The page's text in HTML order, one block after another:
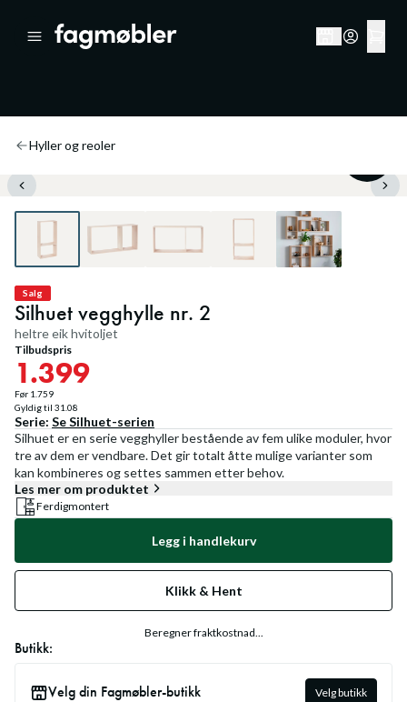
Hyller og reoler
Salg
Silhuet vegghylle nr. 2
heltre eik hvitoljet
Tilbudspris
1.399
Før 1.759
Gyldig til 31.08
Serie: SeSilhuet-serien
Silhuet er en serie vegghyller bestående av fem ulike moduler, hvor
tre av dem er vendbare. Det gir totalt åtte mulige varianter som
kan kombineres og settes sammen etter behov.
Les mer om produktet
Ferdigmontert
Legg i handlekurv
Klikk & Hent
Beregner fraktkostnad...
Butikk:
Velg din Fagmøbler-butikk Velg butikk